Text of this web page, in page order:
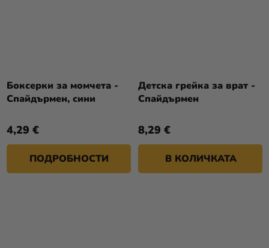
Боксерки за момчета -
Спайдърмен, сини
4,29 €
ПОДРОБНОСТИ
Детска грейка за врат -
Спайдърмен
8,29 €
В КОЛИЧКАТА